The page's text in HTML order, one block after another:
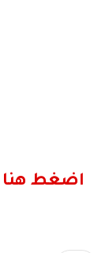
اضغط هنا